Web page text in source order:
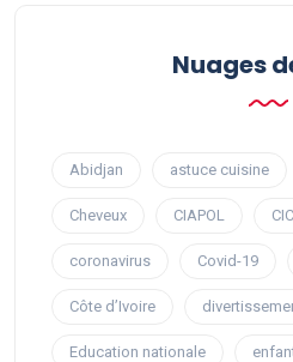
Nuages
Abidjan astuce cuisine
Cheveux CIAPOL
coronavirus Covid-19
Côte d’Ivoire
Education nationale